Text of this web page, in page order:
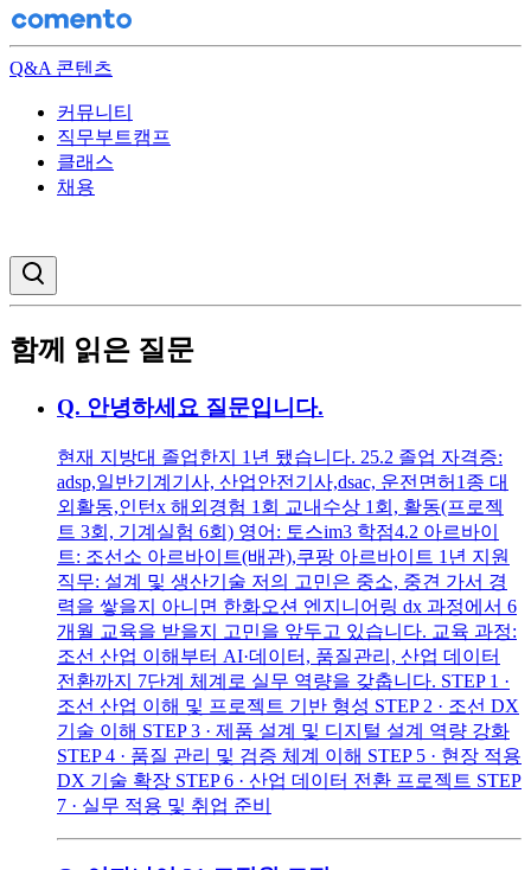
Q&A 콘텐츠
커뮤니티
직무부트캠프
클래스
채용
함께 읽은 질문
Q. 안녕하세요 질문입니다.
현재 지방대 졸업한지 1년 됐습니다. 25.2 졸업 자격증:
adsp,일반기계기사, 산업안전기사,dsac, 운전면허1종 대
외활동,인턴x 해외경험 1회 교내수상 1회, 활동(프로젝
트 3회, 기계실험 6회) 영어: 토스im3 학점4.2 아르바이
트: 조선소 아르바이트(배관),쿠팡 아르바이트 1년 지원
직무: 설계 및 생산기술 저의 고민은 중소, 중견 가서 경
력을 쌓을지 아니면 한화오션 엔지니어링 dx 과정에서 6
개월 교육을 받을지 고민을 앞두고 있습니다. 교육 과정:
조선 산업 이해부터 AI·데이터, 품질관리, 산업 데이터
전환까지 7단계 체계로 실무 역량을 갖춥니다. STEP 1 ·
조선 산업 이해 및 프로젝트 기반 형성 STEP 2 · 조선 DX
기술 이해 STEP 3 · 제품 설계 및 디지털 설계 역량 강화
STEP 4 · 품질 관리 및 검증 체계 이해 STEP 5 · 현장 적용
DX 기술 확장 STEP 6 · 산업 데이터 전환 프로젝트 STEP
7 · 실무 적용 및 취업 준비